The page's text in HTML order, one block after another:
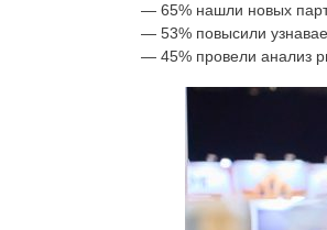
— 65% нашли новых
— 53% повысили
— 45% провели анализ